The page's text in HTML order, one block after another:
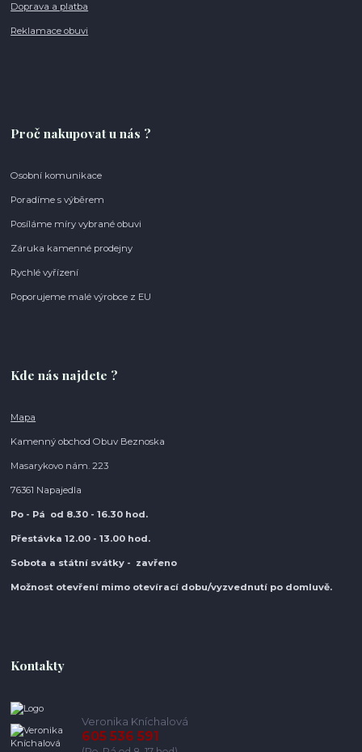
Doprava a platba
Reklamace obuvi
Proč nakupovat u nás ?
Osobní komunikace
Poradíme s výběrem
Posíláme míry vybrané obuvi
Záruka kamenné prodejny
Rychlé vyřízení
Poporujeme malé výrobce z EU
Kde nás najdete ?
Mapa
Kamenný obchod Obuv Beznoska
Masarykovo nám. 223
76361 Napajedla
Po - Pá od 8.30 - 16.30 hod.
Přestávka 12.00 - 13.00 hod.
Sobota a státní svátky - zavřeno
Možnost otevření mimo otevírací dobu/vyzvednutí po domluvě.
Kontakty
Veronika Kníchalová
605 536 591